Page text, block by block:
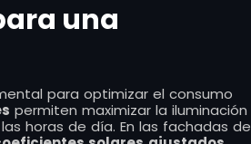
una
para optimizar el consumo
permiten maximizar la iluminación
horas de día. En las fachadas de